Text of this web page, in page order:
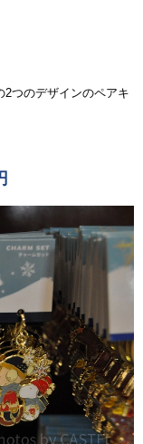
2つのデザインのペアキ